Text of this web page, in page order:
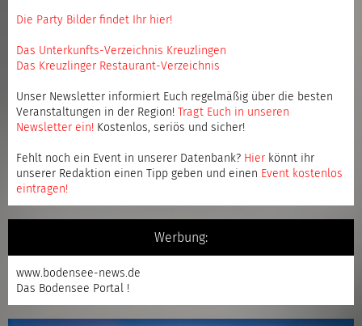
Die Party Bilder findet Ihr hier!
Das Unterkunfts-Verzeichnis Kreuzlingen
Das Kreuzlinger Restaurant-Verzeichnis
Unser Newsletter informiert Euch regelmäßig über die besten
Veranstaltungen in der Region!
Tragt Euch in unseren
Newsletter ein! Kostenlos, seriös und sicher!
Fehlt noch ein Event in unserer Datenbank? Hier könnt ihr
unserer Redaktion einen Tipp geben und einen Event kostenlos
eintragen!
Werbung:
www.bodensee-news.de
Das Bodensee Portal !